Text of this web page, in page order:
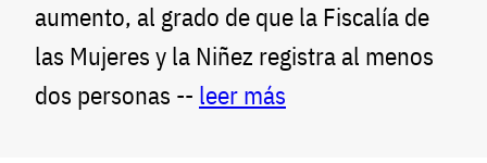
aumento, al grado de que la Fiscalía de
las Mujeres y la Niñez registra al menos
dos personas -- leer más